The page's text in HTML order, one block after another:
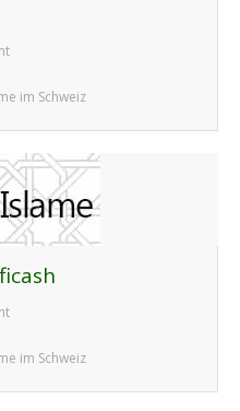
im Schweiz
im Schweiz